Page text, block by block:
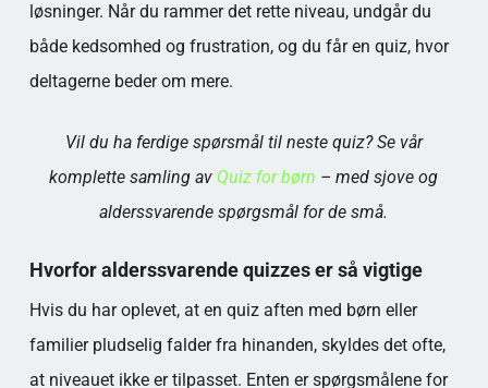
løsninger. Når du rammer det rette niveau, undgår du
både kedsomhed og frustration, og du får en quiz, hvor
deltagerne beder om mere.
Vil du ha ferdige spørsmål til neste quiz? Se vår
komplette samling av Quiz for børn – med sjove og
alderssvarende spørgsmål for de små.
Hvorfor alderssvarende quizzes er så vigtige
Hvis du har oplevet, at en quiz aften med børn eller
familier pludselig falder fra hinanden, skyldes det ofte,
at niveauet ikke er tilpasset. Enten er spørgsmålene for